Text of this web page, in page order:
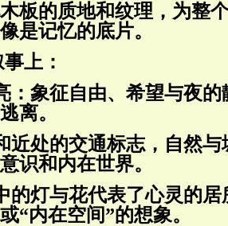
板的质地和纹理，为整
是记忆的底片。
上：
：象征自由、希望与夜
离。
近处的交通标志， 自然
识和内在世界。
的灯与花代表了心灵的
“内在空间”的想象。